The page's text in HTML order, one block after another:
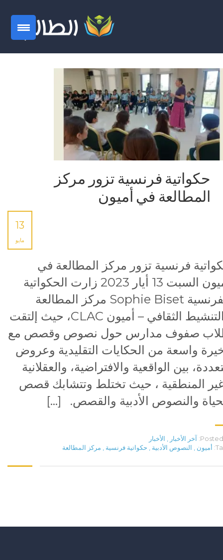
حكواتية فرنسية تزور مركز
المطالعة في أميون
13
مايو
فرنسية تزور مركز المطالعة في
أميون السبت 13 أيار 2023 زارت الحكواتية
الفرنسية Sophie Biset مركز المطالعة
والتنشيط الثقافي – أميون CLAC، حيث إلتقت
صفوف مدارس حول نصوص وقصص مع
واسعة من الحكايات التقليدية وعروض
بين الواقعية والافتراضية، والعقلانية
المنطقية ، حيث تختلط وتتشابك قصص
والنصوص الأدبية والقصص. […]
Posted آخر الأخبار , الأخبار
أميون , النصوص الأدبية , حكواتية فرنسية , مركز المطالعة